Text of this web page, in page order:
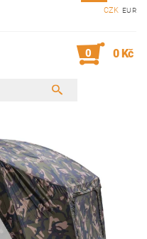
CZK EUR
0 0 Kč